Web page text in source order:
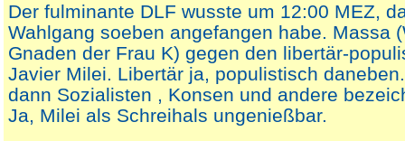
Der fulminante DLF wusste um 12:00 MEZ,
Wahlgang soeben angefangen habe. Massa
Gnaden der Frau K) gegen den libertär-
Javier Milei. Libertär ja, populistisch
dann Sozialisten , Konsen und andere
Ja, Milei als Schreihals ungenießbar.